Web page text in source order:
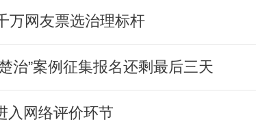
万网友票选治理标杆
治”案例征集报名还剩最后三天
入网络评价环节